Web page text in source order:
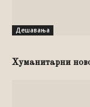
Дешавања
Хуманитарни